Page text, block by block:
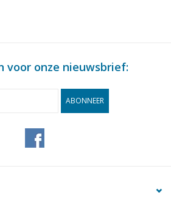
voor onze nieuwsbrief:
ABONNEER